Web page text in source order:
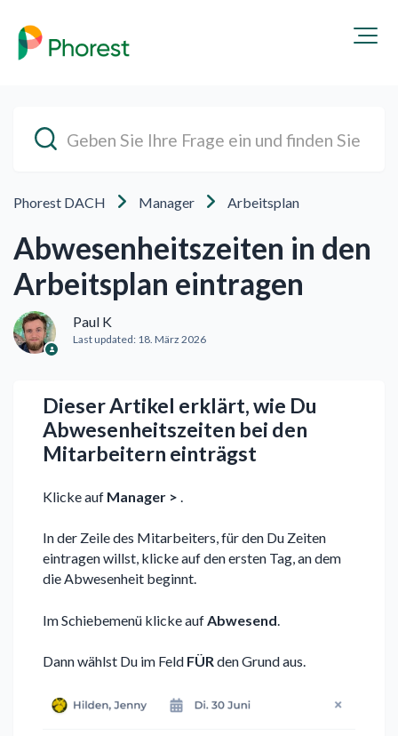
Phorest DACH Manager Arbeitsplan
Abwesenheitszeiten in den
Arbeitsplan eintragen
Paul K
Last updated: 18. März 2026
Dieser Artikel erklärt, wie Du
Abwesenheitszeiten bei den
Mitarbeitern einträgst
Klicke auf Manager > .
In der Zeile des Mitarbeiters, für den Du Zeiten
eintragen willst, klicke auf den ersten Tag, an dem
die Abwesenheit beginnt.
Im Schiebemenü klicke auf Abwesend
Dann wählst Du im Feld FÜRden Grund aus.